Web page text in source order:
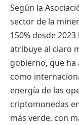
Según la
sector de la
150% desde
atribuye al claro
gobierno, que
como
energía de las
criptomonedas
más verde, con